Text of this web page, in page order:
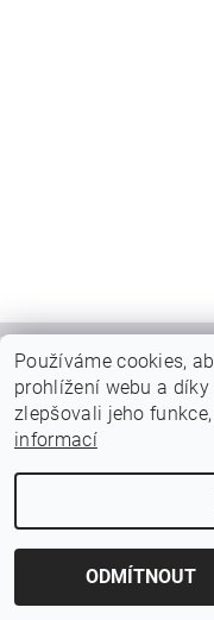
2026 ©
Používáme cookies,
prohlížení webu a
zlepšovali jeho
informací
ODMÍTNOUT